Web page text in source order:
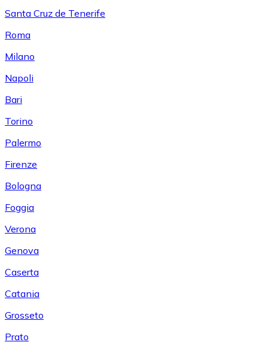
Santa Cruz de Tenerife
Roma
Milano
Napoli
Bari
Torino
Palermo
Firenze
Bologna
Foggia
Verona
Genova
Caserta
Catania
Grosseto
Prato